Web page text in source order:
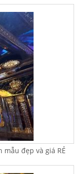
đẹp và giá RẺ